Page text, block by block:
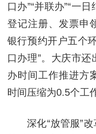
口办”“并联办”“一
登记注册、发票申
银行预约开户五个
口办理”。大庆市
办时间工作推进方
时间压缩为0.5个工
深化“放管服”改